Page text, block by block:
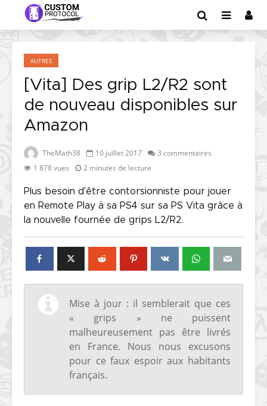
AUTRES
[Vita] Des grip L2/R2 sont
de nouveau disponibles sur
Amazon
TheMath38 10 juillet 2017
3 commentaires
1 878 vues
2 minutes de lecture
Plus besoin d'être contorsionniste pour jouer
en Remote Play à sa PS4 sur sa PS Vita grâce à
la nouvelle fournée de grips L2/R2.
Mise à jour : il semblerait que ces
« grips » ne puissent
malheureusement pas être livrés
en France. Nous nous excusons
pour ce faux espoir aux habitants
français.